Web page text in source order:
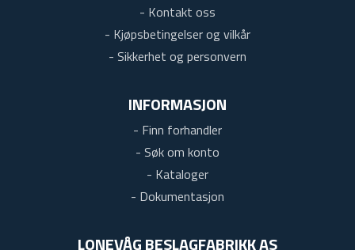
- Kontakt oss
- Kjøpsbetingelser og vilkår
- Sikkerhet og personvern
INFORMASJON
- Finn forhandler
- Søk om konto
- Kataloger
- Dokumentasjon
LONEVÅG BESLAGFABRIKK AS